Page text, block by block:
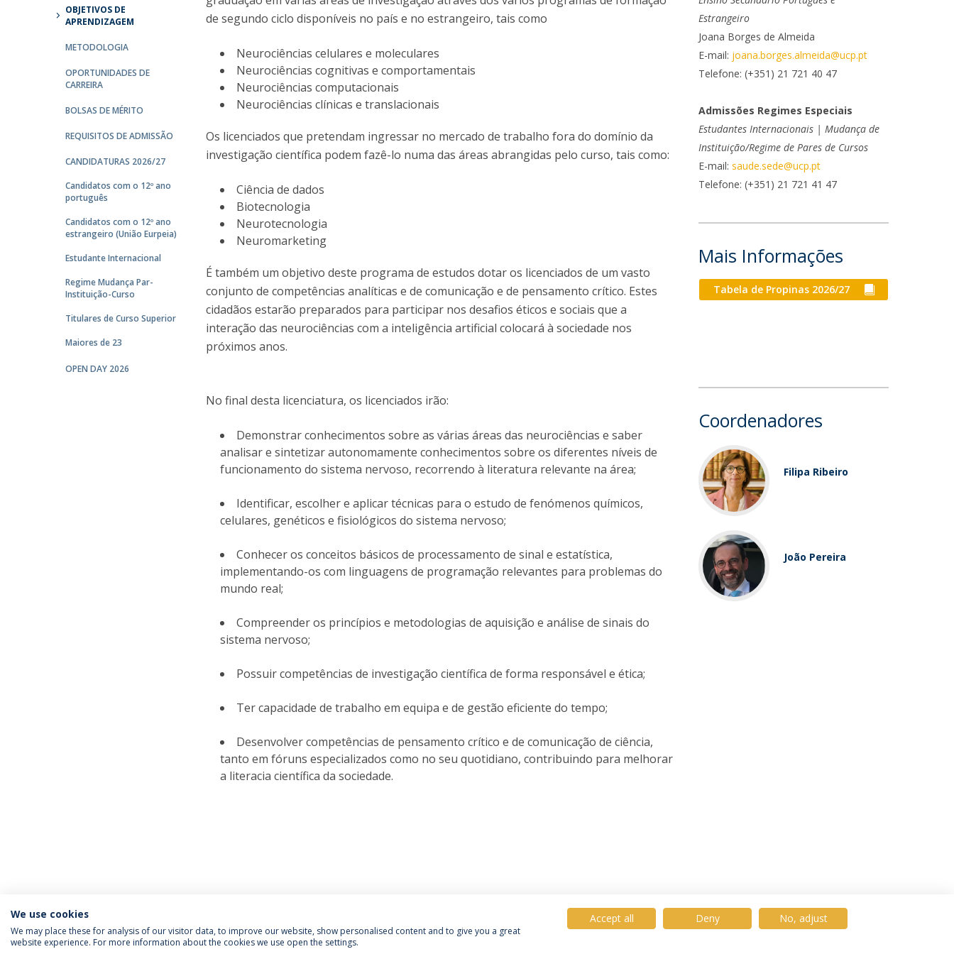
Microcredenciais
UCP2 Mental Health
UCP4SUCCESS
OBJETIVOS DE
APRENDIZAGEM
METODOLOGIA
OPORTUNIDADES DE
CARREIRA
BOLSAS DE MÉRITO
REQUISITOS DE ADMISSÃO
CANDIDATURAS 2026/27
Candidatos com o 12º ano
português
Candidatos com o 12º ano
estrangeiro (União Eurpeia)
Estudante Internacional
Regime Mudança Par-
Instituição-Curso
Titulares de Curso Superior
Maiores de 23
OPEN DAY 2026
de segundo ciclo disponíveis no país e no estrangeiro, tais como
Neurociências celulares e moleculares
Neurociências cognitivas e comportamentais
Neurociências computacionais
Neurociências clínicas e translacionais
Os licenciados que pretendam ingressar no mercado de trabalho fora do domínio da
investigação científica podem fazê-lo numa das áreas abrangidas pelo curso, tais como:
Ciência de dados
Biotecnologia
Neurotecnologia
Neuromarketing
É também um objetivo deste programa de estudos dotar os licenciados de um vasto
conjunto de competências analíticas e de comunicação e de pensamento crítico. Estes
cidadãos estarão preparados para participar nos desafios éticos e sociais que a
interação das neurociências com a inteligência artificial colocará à sociedade nos
próximos anos.
No final desta licenciatura, os licenciados irão:
Demonstrar conhecimentos sobre as várias áreas das neurociências e saber
analisar e sintetizar autonomamente conhecimentos sobre os diferentes níveis de
funcionamento do sistema nervoso, recorrendo à literatura relevante na área;
Identificar, escolher e aplicar técnicas para o estudo de fenómenos químicos,
celulares, genéticos e fisiológicos do sistema nervoso;
Conhecer os conceitos básicos de processamento de sinal e estatística,
implementando-os com linguagens de programação relevantes para problemas do
mundo real;
Compreender os princípios e metodologias de aquisição e análise de sinais do
sistema nervoso;
Possuir competências de investigação científica de forma responsável e ética;
Ter capacidade de trabalho em equipa e de gestão eficiente do tempo;
Desenvolver competências de pensamento crítico e de comunicação de ciência,
tanto em fóruns especializados como no seu quotidiano, contribuindo para melhorar
a literacia científica da sociedade.
Estrangeiro
Joana Borges de Almeida
E-mail: joana.borges.almeida@ucp.pt
Telefone: (+351) 21 721 40 47
Admissões Regimes Especiais
Estudantes Internacionais | Mudança de
Instituição/Regime de Pares de Cursos
E-mail:saude.sede@ucp.pt
Telefone: (+351) 21 721 41 47
Mais Informações
Tabela de Propinas 2026/27
Coordenadores
Filipa Ribeiro
João Pereira
We use cookies
We may place these for analysis of our visitor data, to improve our website, show personalised content and to give you a great
website experience. For more information about the cookies we use open the settings.
Accept all Deny No, adjust